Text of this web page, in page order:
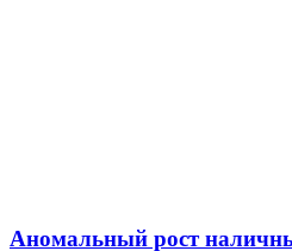
Аномальный рост